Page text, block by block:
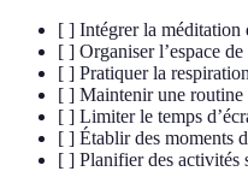
[ ] Intégrer la méditation
[ ] Organiser l’espace
[ ] Pratiquer la
[ ] Maintenir une routine
[ ] Limiter le temps
[ ] Établir des moments
[ ] Planifier des activités